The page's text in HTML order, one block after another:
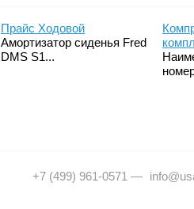
Прайс Ходовой
Амортизатор сиденья Fred
DMS S1...
+7 (499) 961-0571 —